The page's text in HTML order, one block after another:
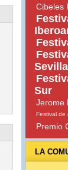
Cibeles
Sevilla
Sur
Jerome
Festival de
Premio
LA